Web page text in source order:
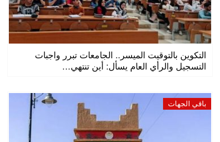
التكوين بالتوقيت الميسر.. الجامعات تبرر واجبات
التسجيل والرأي العام يسأل: أين تنتهي…
باقي الجهات